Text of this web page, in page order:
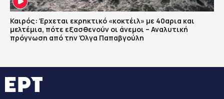
Καιρός: Έρχεται εκρηκτικό «κοκτέιλ» με 40αρια και
μελτέμια, πότε εξασθενούν οι άνεμοι – Αναλυτική
πρόγνωση από την Όλγα Παπαβγούλη